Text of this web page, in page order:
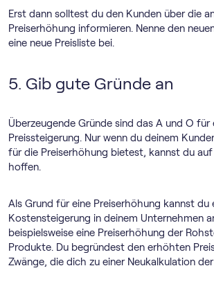
Erst dann solltest du den Kunden über die
Preiserhöhung informieren. Nenne den
eine neue Preisliste bei.
5. Gib gute Gründe an
Überzeugende Gründe sind das A und O für
Preissteigerung. Nur wenn du deinem
für die Preiserhöhung bietest, kannst du auf
hoffen.
Als Grund für eine Preiserhöhung kannst du
Kostensteigerung in deinem Unternehmen
beispielsweise eine Preiserhöhung der
Produkte. Du begründest den erhöhten
Zwänge, die dich zu einer Neukalkulation der